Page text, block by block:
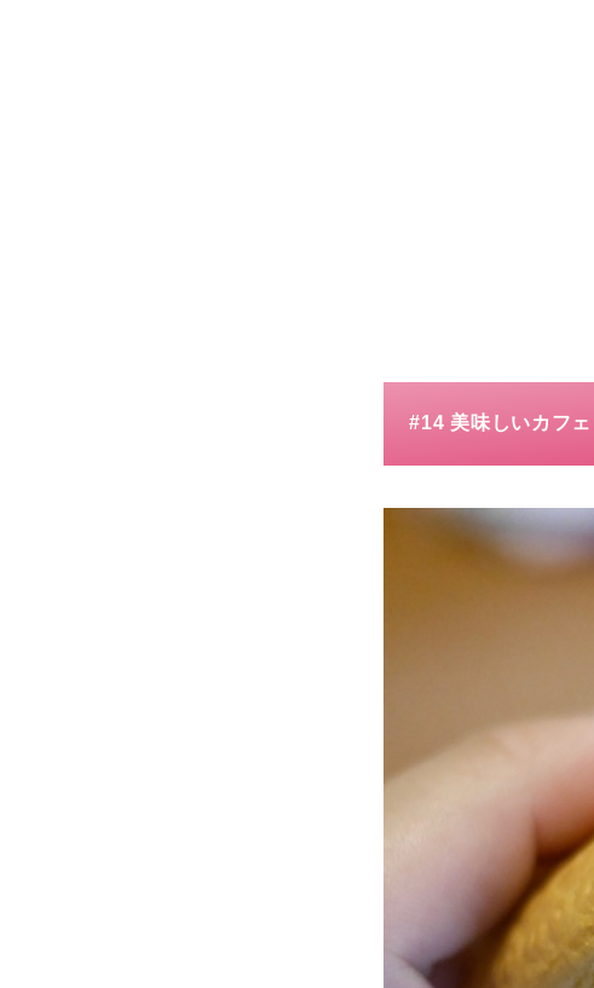
#14 美味しいカフ